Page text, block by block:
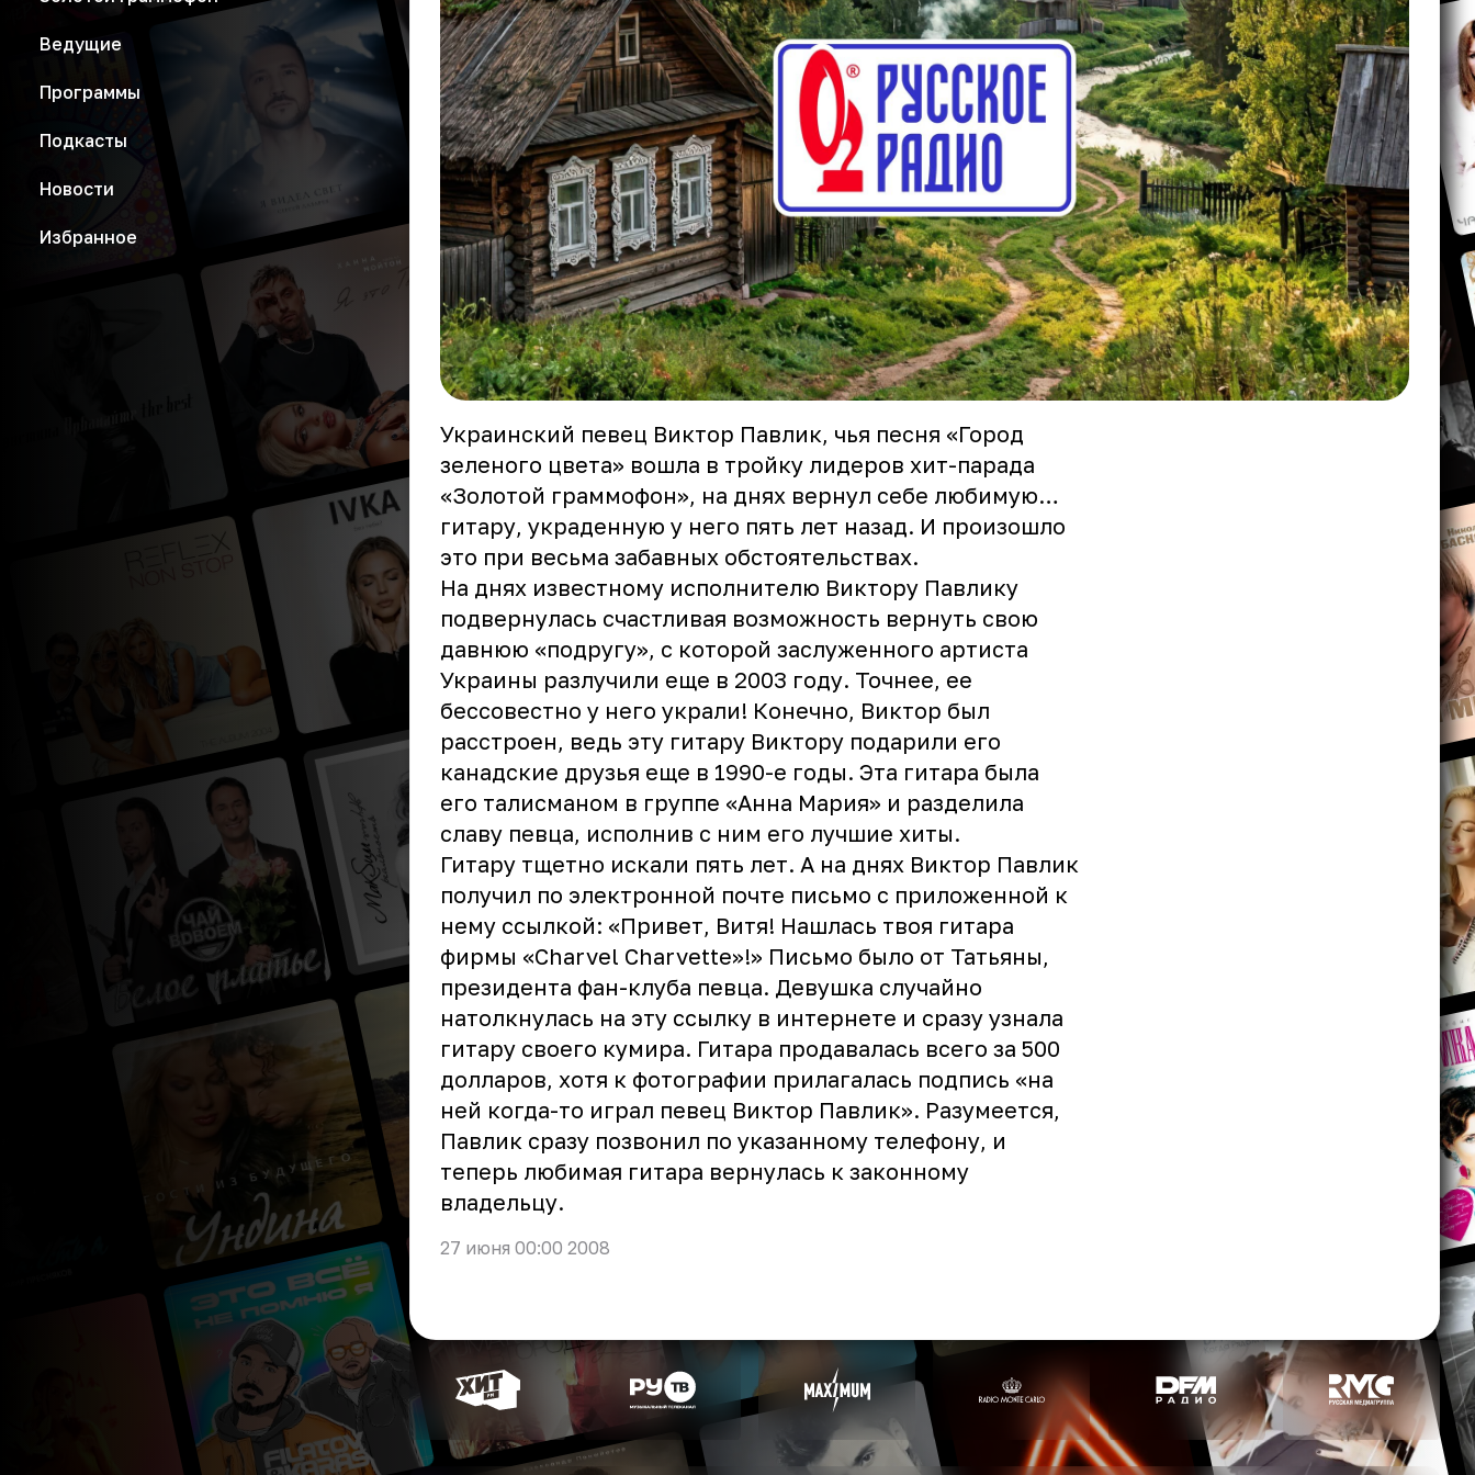
Ведущие
Программы
Подкасты
Новости
Избранное
Украинский певец Виктор Павлик, чья песня «Город
зеленого цвета» вошла в тройку лидеров хит-парада
«Золотой граммофон», на днях вернул себе любимую…
гитару, украденную у него пять лет назад. И произошло
это при весьма забавных обстоятельствах.
На днях известному исполнителю Виктору Павлику
подвернулась счастливая возможность вернуть свою
давнюю «подругу», с которой заслуженного артиста
Украины разлучили еще в 2003 году. Точнее, ее
бессовестно у него украли! Конечно, Виктор был
расстроен, ведь эту гитару Виктору подарили его
канадские друзья еще в 1990-е годы. Эта гитара была
его талисманом в группе «Анна Мария» и разделила
славу певца, исполнив с ним его лучшие хиты.
Гитару тщетно искали пять лет. А на днях Виктор Павлик
получил по электронной почте письмо с приложенной к
нему ссылкой: «Привет, Витя! Нашлась твоя гитара
фирмы «Charvel Charvette»!» Письмо было от Татьяны,
президента фан-клуба певца. Девушка случайно
натолкнулась на эту ссылку в интернете и сразу узнала
гитару своего кумира. Гитара продавалась всего за 500
долларов, хотя к фотографии прилагалась подпись «на
ней когда-то играл певец Виктор Павлик». Разумеется,
Павлик сразу позвонил по указанному телефону, и
теперь любимая гитара вернулась к законному
владельцу.
27 июня 00:00 2008